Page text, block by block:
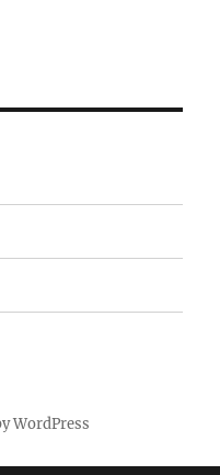
WordPress